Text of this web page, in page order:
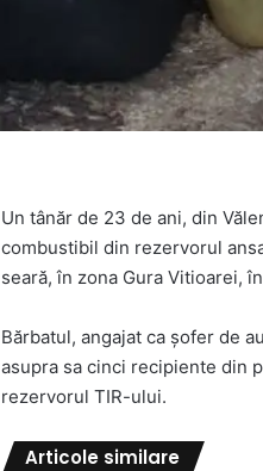
Un tânăr de 23 de ani, din
combustibil din rezervorul
seară, în zona Gura Vitioarei,
Bărbatul, angajat ca șofer de
asupra sa cinci recipiente din
rezervorul TIR-ului.
Articole similare